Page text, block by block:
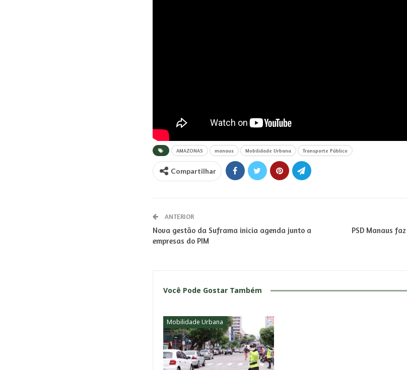
AMAZONAS manaus Mobilidade Urbana Transporte Público
Compartilhar
ANTERIOR
Nova gestão da Suframa inicia agenda junto a
empresas do PIM
PSD Manaus
Você Pode Gostar Também
Mobilidade Urbana